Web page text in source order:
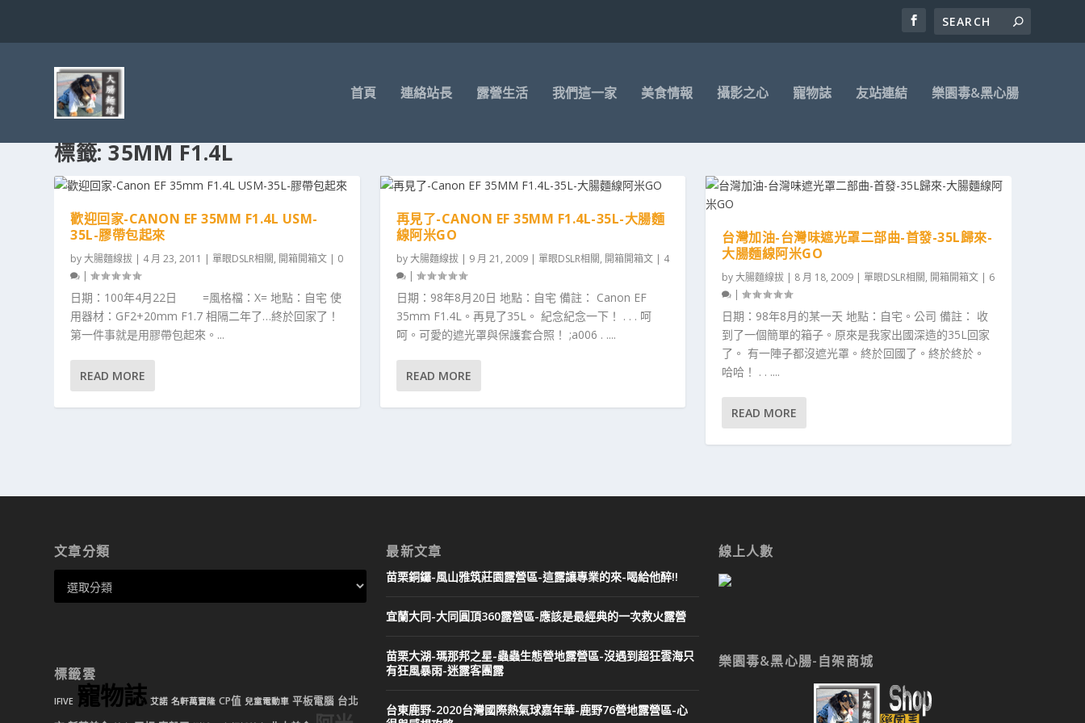
首頁 連絡站長 露營生活 我們這一家 美食情報 攝影之心 寵物誌 友站連結 樂園毒&黑心腸
標籤:35MM F1.4L
歡迎回家-CANON EF 35MM F1.4L USM-
35L-膠帶包起來
by大腸麵線拔 | 4 月 23, 2011 |單眼DSLR相關, 開箱開箱文 | 0
|
日期：100年4月22日 =風格檔：X= 地點：自宅 使
用器材：GF2+20mm F1.7 相隔二年了…終於回家了！
第一件事就是用膠帶包起來。...
READ MORE
再見了-CANON EF 35MM F1.4L-35L-大腸麵
線阿米GO
by大腸麵線拔| 9 月 21, 2009| 單眼DSLR相關, 開箱開箱文| 4
|
日期：98年8月20日 地點：自宅 備註： Canon EF
35mm F1.4L。再見了35L。 紀念紀念一下！ . . . 呵
呵。可愛的遮光罩與保護套合照！ ;a006 . ....
READ MORE
台灣加油-台灣味遮光罩二部曲-首發-35L歸來-
大腸麵線阿米GO
by大腸麵線拔 | 8 月 18, 2009 |單眼DSLR相關, 開箱開箱文 | 6
|
日期：98年8月的某一天 地點：自宅。公司 備註： 收
到了一個簡單的箱子。原來是我家出國深造的35L回家
了。 有一陣子都沒遮光罩。終於回國了。終於終於。
哈哈！ . . ....
READ MORE
文章分類
標籤雲
IFIVE 寵物誌 艾諾 名軒萬寶隆 CP值 兒童電動車 平板電腦 台北
最新文章
苗栗銅鑼-風山雅筑莊園露營區-這露讓專業的來-喝給他醉!!
宜蘭大同-大同圓頂360露營區-應該是最經典的一次救火露營
苗栗大湖-瑪那邦之星-蟲蟲生態營地露營區-沒遇到超狂雲海只
有狂風暴雨-迷露客團露
台東鹿野-2020台灣國際熱氣球嘉年華-鹿野76營地露營區-心
線上人數
樂園毒&黑心腸-自架商城